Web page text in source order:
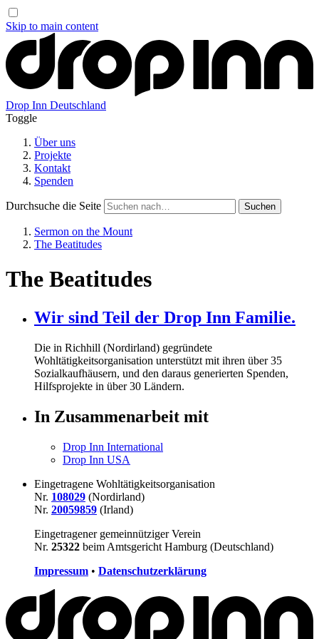
Skip to main content
Drop Inn Deutschland
Toggle
Über uns
Projekte
Kontakt
Spenden
Durchsuche die Seite
Sermon on the Mount
The Beatitudes
The Beatitudes
Wir sind Teil der Drop Inn Familie.
Die in Richhill (Nordirland) gegründete
Wohltätigkeitsorganisation unterstützt mit ihren über35
Sozialkaufhäusern, und den daraus generierten Spenden,
Hilfsprojekte in über30 Ländern.
In Zusammenarbeit mit
Drop Inn International
Drop Inn USA
Eingetragene Wohltätigkeitsorganisation
Nr. 108029 (Nordirland)
Nr. 20059859 (Irland)
Eingetragener gemeinnütziger Verein
Nr. 25322 beim Amtsgericht Hamburg (Deutschland)
Impressum • Datenschutzerklärung